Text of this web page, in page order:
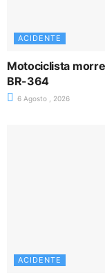
ACIDENTE
Motociclista
BR-364
6 Agosto , 2026
ACIDENTE